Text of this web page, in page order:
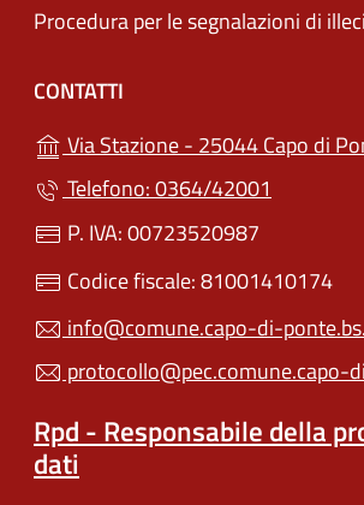
Procedura per le segnalazioni di
CONTATTI
Via Stazione - 25044 Capo di
Telefono: 0364/42001
P. IVA: 00723520987
Codice fiscale: 81001410174
info@comune.capo-di-
protocollo@pec.comune.capo-
Rpd - Responsabile della
dati